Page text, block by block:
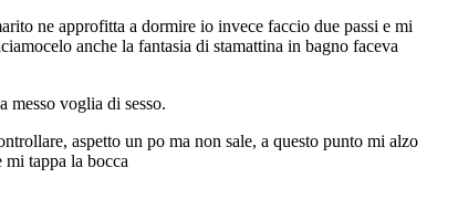
ne approfitta a dormire io invece faccio due passi e mi
anche la fantasia di stamattina in bagno faceva
messo voglia di sesso.
aspetto un po ma non sale, a questo punto mi alzo
mi tappa la bocca